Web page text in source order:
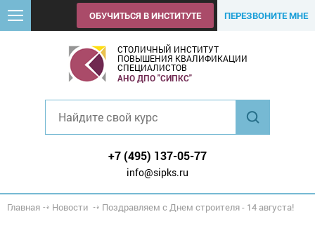
ОБУЧИТЬСЯ В ИНСТИТУТЕ ПЕРЕЗВОНИТЕ МНЕ
СТОЛИЧНЫЙ ИНСТИТУТ
ПОВЫШЕНИЯ КВАЛИФИКАЦИИ
СПЕЦИАЛИСТОВ
АНО ДПО "СИПКС"
+7 (495) 137-05-77
info@sipks.ru
Главная Новости Поздравляем с Днем строителя - 14 августа!